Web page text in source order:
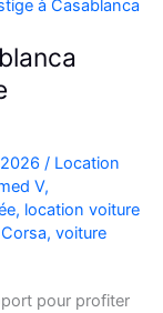
/ Location
V,
, location voiture
, voiture
pour profiter